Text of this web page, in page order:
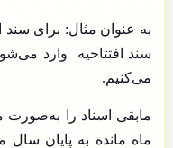
به عنوان مثال: برای سند
سند افتتاحیه وارد
می‌کنیم.
مابقی اسناد را به‌صورت